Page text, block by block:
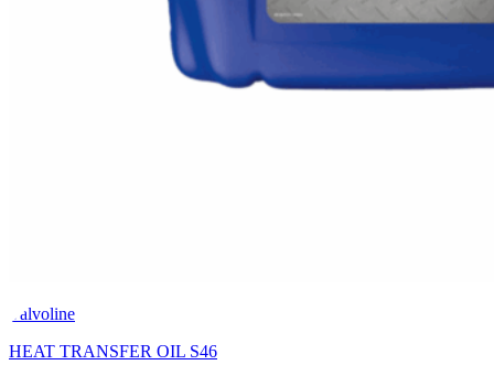
Valvoline
HEAT TRANSFER OIL S46